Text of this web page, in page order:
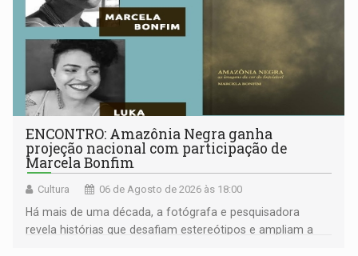
ENCONTRO: Amazônia Negra ganha
projeção nacional com participação de
Marcela Bonfim
Cultura 06 de Agosto de 2026 às 18:00
Há mais de uma década, a fotógrafa e pesquisadora
revela histórias que desafiam estereótipos e ampliam a